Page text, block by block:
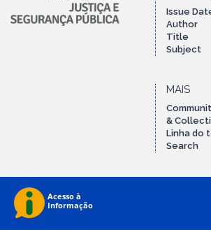
Issue
Author
Title
Subject
MAIS
&
Linha do
Search